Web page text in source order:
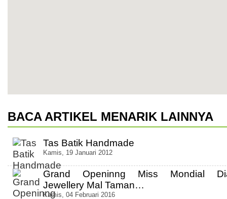
BACA ARTIKEL MENARIK LAINNYA
Tas Batik Handmade
Kamis, 19 Januari 2012
Grand Openinng Miss Mondial
Jewellery Mal Taman…
Kamis, 04 Februari 2016